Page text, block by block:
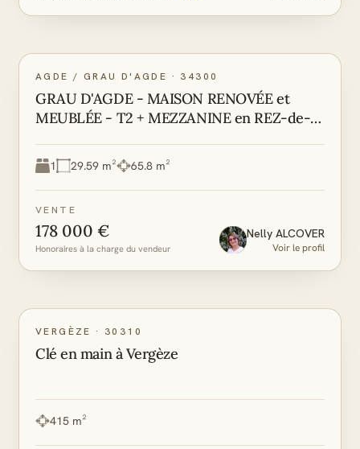
AGDE / GRAU D'AGDE · 34300
GRAU D'AGDE - MAISON RENOVÉE et
MEUBLÉE - T2 + MEZZANINE en REZ-de-
CABINE- STATIONNEMENT MOTOS et
VELOS / REF 15503
1 29.59 m² 65.8 m²
VENTE
178 000 €
Honoraires à la charge du vendeur
Nelly ALCOVER
Voir le profil
VERGÈZE · 30310
Clé en main à Vergèze
415 m²